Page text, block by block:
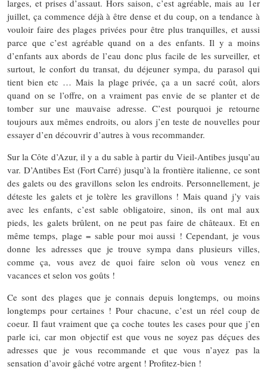
larges, et prises d’assaut. Hors saison, c’est agréable, mais au 1er
juillet, ça commence déjà à être dense et du coup, on a tendance à
vouloir faire des plages privées pour être plus tranquilles, et aussi
parce que c’est agréable quand on a des enfants. Il y a moins
d’enfants aux abords de l’eau donc plus facile de les surveiller, et
surtout, le confort du transat, du déjeuner sympa, du parasol qui
tient bien etc … Mais la plage privée, ça a un sacré coût, alors
quand on se l’offre, on a vraiment pas envie de se planter et de
tomber sur une mauvaise adresse. C’est pourquoi je retourne
toujours aux mêmes endroits, ou alors j’en teste de nouvelles pour
essayer d’en découvrir d’autres à vous recommander.
Sur la Côte d’Azur, il y a du sable à partir du Vieil-Antibes jusqu’au
var. D’Antibes Est (Fort Carré) jusqu’à la frontière italienne, ce sont
des galets ou des gravillons selon les endroits. Personnellement, je
déteste les galets et je tolère les gravillons ! Mais quand j’y vais
avec les enfants, c’est sable obligatoire, sinon, ils ont mal aux
pieds, les galets brûlent, on ne peut pas faire de châteaux. Et en
même temps, plage = sable pour moi aussi ! Cependant, je vous
donne les adresses que je trouve sympa dans plusieurs villes,
comme ça, vous avez de quoi faire selon où vous venez en
vacances et selon vos goûts !
Ce sont des plages que je connais depuis longtemps, ou moins
longtemps pour certaines ! Pour chacune, c’est un réel coup de
coeur. Il faut vraiment que ça coche toutes les cases pour que j’en
parle ici, car mon objectif est que vous ne soyez pas déçues des
adresses que je vous recommande et que vous n’ayez pas la
sensation d’avoir gâché votre argent ! Profitez-bien !